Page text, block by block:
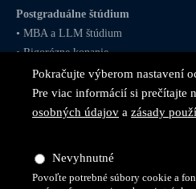
Postgraduálne štúdium
•MBA aLLM štúdium
•Rigorózne konanie
Pokračujte výberom nastavení
Pre viac informácií si prečítajte
osobných údajov azásady
Nevyhnutné
Povoľte potrebné súbory cookie a